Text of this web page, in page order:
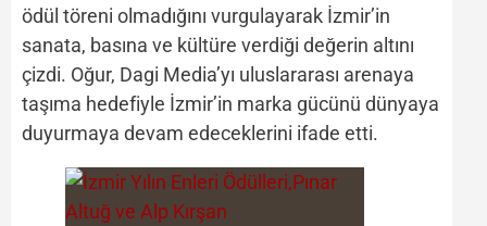
ödül töreni olmadığını vurgulayarak İzmir’in
sanata, basına ve kültüre verdiği değerin altını
çizdi. Oğur, Dagi Media’yı uluslararası arenaya
taşıma hedefiyle İzmir’in marka gücünü dünyaya
duyurmaya devam edeceklerini ifade etti.